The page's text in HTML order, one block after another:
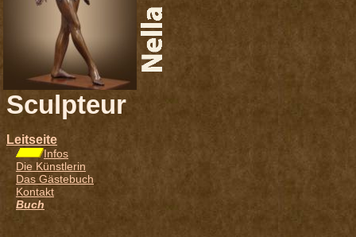
Sculpteur
Leitseite
Infos
Die Künstlerin
Das Gästebuch
Kontakt
Buch